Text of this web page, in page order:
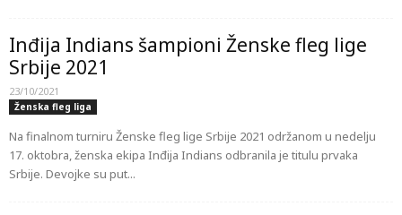
Inđija Indians šampioni Ženske fleg lige
Srbije 2021
23/10/2021
Ženska fleg liga
Na finalnom turniru Ženske fleg lige Srbije 2021 održanom u nedelju
17. oktobra, ženska ekipa Inđija Indians odbranila je titulu prvaka
Srbije. Devojke su put...